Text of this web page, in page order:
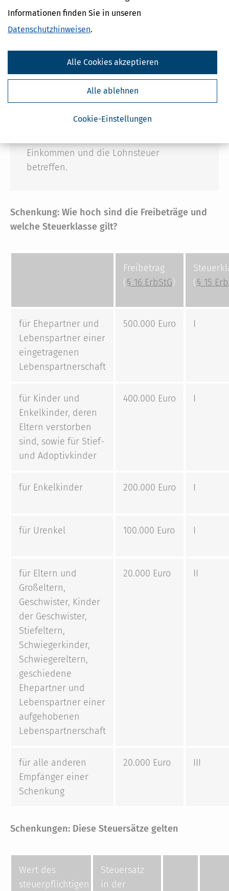
Informationen finden Sie in unseren
Datenschutzhinweisen.
Cookie-Einstellungen
Alle ablehnen
Alle Cookies akzeptieren
und Kinder,
Steuerklasse II: weiter entfernte Verwandte wie
Steuerklasse III: alle anderen Personen
Wichtig
nichts mit den Steuerklassen bei der
Einkommen und die Lohnsteuer
betreffen.
Schenkung: Wie hoch sind die Freibeträge und
welche Steuerklasse gilt?
Freibetrag
(§ 16 ErbStG)
(§ 15
für Ehepartner und
Lebenspartner einer
eingetragenen
Lebenspartnerschaft
500.000 Euro I
für Kinder und
Enkelkinder, deren
Eltern verstorben
sind, sowie für Stief-
und Adoptivkinder
400.000 Euro I
für Enkelkinder 200.000 Euro I
für Urenkel 100.000 Euro I
für Eltern und
Großeltern,
Geschwister, Kinder
der Geschwister,
Stiefeltern,
Schwiegerkinder,
Schwiegereltern,
geschiedene
Ehepartner und
Lebenspartner einer
aufgehobenen
Lebenspartnerschaft
20.000 Euro II
für alle anderen
Empfänger einer
Schenkung
20.000 Euro III
Schenkungen: Diese Steuersätze gelten
Wert des
steuerpflichtigen
Steuersatz
in der